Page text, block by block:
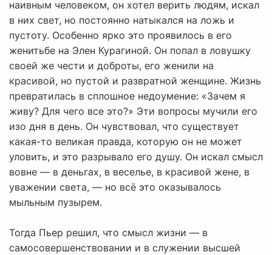
наивным человеком, он хотел верить людям, искал
в них свет, но постоянно натыкался на ложь и
пустоту. Особенно ярко это проявилось в его
женитьбе на Элен Курагиной. Он попал в ловушку
своей же чести и доброты, его женили на
красивой, но пустой и развратной женщине. Жизнь
превратилась в сплошное недоумение: «Зачем я
живу? Для чего все это?» Эти вопросы мучили его
изо дня в день. Он чувствовал, что существует
какая-то великая правда, которую он не может
уловить, и это разрывало его душу. Он искал смысл
вовне — в деньгах, в веселье, в красивой жене, в
уважении света, — но всё это оказывалось
мыльным пузырем.
Тогда Пьер решил, что смысл жизни — в
самосовершенствовании и в служении высшей